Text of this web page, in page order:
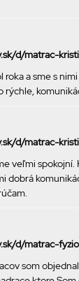
d/matrac-
roka a sme s
rýchle,
d/matrac-
veľmi
dobrá
d/matrac-
som